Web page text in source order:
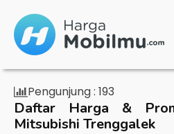
Pengunjung : 193
Daftar Harga &
Mitsubishi Trenggalek